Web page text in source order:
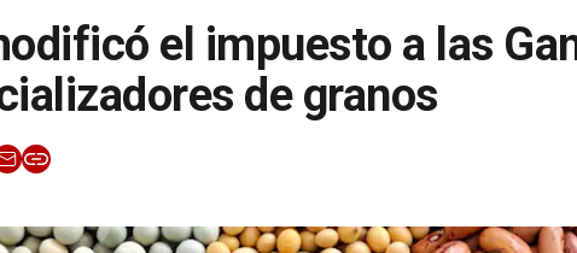
el impuesto a las
de granos